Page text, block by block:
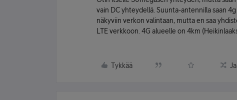
vain DC yhteydellä. Suunta-antennilla saan
näkyviin verkon valintaan, mutta en saa
LTE verkkoon. 4G alueelle on 4km
Tykkää